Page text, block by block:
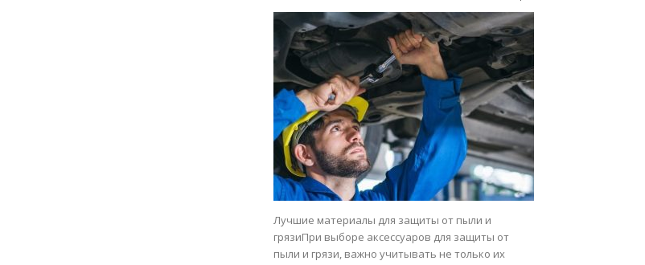
Лучшие материалы для защиты от пыли и
грязиПри выборе аксессуаров для защиты от
пыли и грязи, важно учитывать не только их